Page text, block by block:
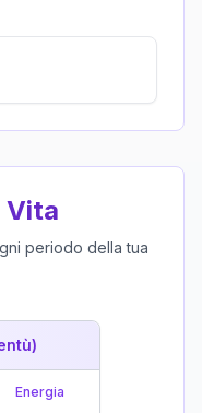
Vita
periodo della tua
Energia